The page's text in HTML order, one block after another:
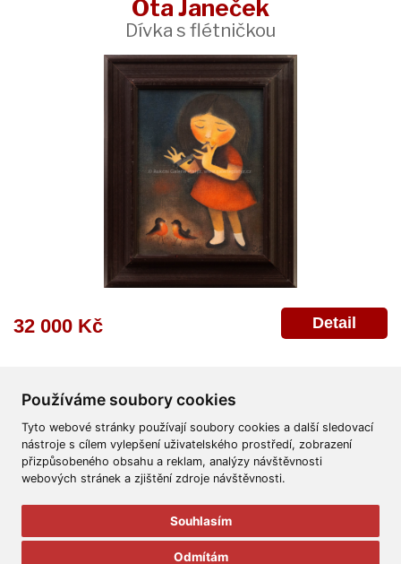
Používáme soubory cookies
Tyto webové stránky používají soubory cookies a další sledovací
nástroje s cílem vylepšení uživatelského prostředí, zobrazení
přizpůsobeného obsahu a reklam, analýzy návštěvnosti
webových stránek a zjištění zdroje návštěvnosti.
Souhlasím
Odmítám
Ota Janeček
Dívka s flétničkou
32 000 Kč Detail
Všeobecné obchodní podmínky Reklamační řád
Ochrana osobních údajů
Aukční Galerie Platýz